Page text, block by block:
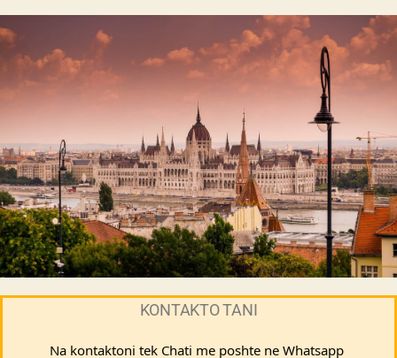
KONTAKTO TANI
Na kontaktoni tek Chati me poshte ne Whatsapp